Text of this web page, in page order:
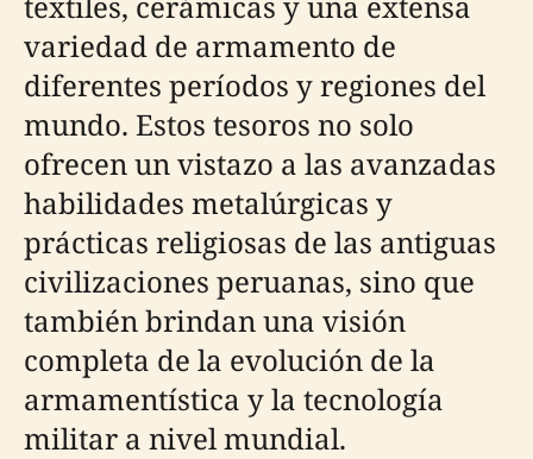
variedad de armamento de
diferentes períodos y regiones del
mundo. Estos tesoros no solo
ofrecen un vistazo a las avanzadas
habilidades metalúrgicas y
prácticas religiosas de las antiguas
civilizaciones peruanas, sino que
también brindan una visión
completa de la evolución de la
armamentística y la tecnología
militar a nivel mundial.